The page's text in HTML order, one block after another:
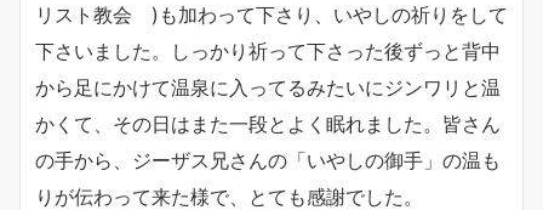
リスト教会 )も加わって下さり、いやしの祈りをして
下さいました。しっかり祈って下さった後ずっと背中
から足にかけて温泉に入ってるみたいにジンワリと温
かくて、その日はまた一段とよく眠れました。皆さん
の手から、ジーザス兄さんの「いやしの御手」の温も
りが伝わって来た様で、とても感謝でした。